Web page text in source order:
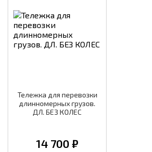
Тележка для перевозки
длинномерных грузов.
ДЛ. БЕЗ КОЛЕС
14 700 ₽